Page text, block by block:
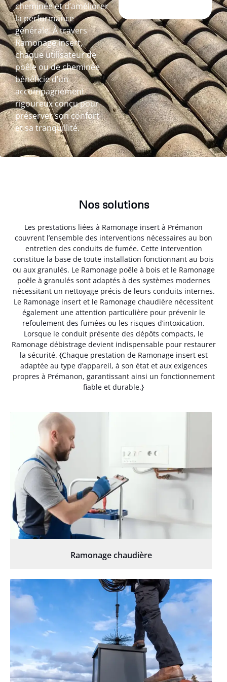
cheminée et d’améliorer
la performance
générale. À travers
Ramonage insert,
chaque utilisateur de
poêle ou de cheminée
bénéficie d’un
accompagnement
rigoureux conçu pour
préserver son confort
et sa tranquillité.
Nos solutions
Les prestations liées à Ramonage insert à Prémanon
couvrent l’ensemble des interventions nécessaires au bon
entretien des conduits de fumée. Cette intervention
constitue la base de toute installation fonctionnant au bois
ou aux granulés. Le Ramonage poêle à bois et le Ramonage
poêle à granulés sont adaptés à des systèmes modernes
nécessitant un nettoyage précis de leurs conduits internes.
Le Ramonage insert et le Ramonage chaudière nécessitent
également une attention particulière pour prévenir le
refoulement des fumées ou les risques d’intoxication.
Lorsque le conduit présente des dépôts compacts, le
Ramonage débistrage devient indispensable pour restaurer
la sécurité. {Chaque prestation de Ramonage insert est
adaptée au type d’appareil, à son état et aux exigences
propres à Prémanon, garantissant ainsi un fonctionnement
fiable et durable.}
Ramonage chaudière